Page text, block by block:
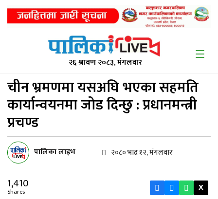
२६ श्रावण २०८३, मंगलवार
चीन भ्रमणमा यसअघिभएका सहमति
कार्यान्वयनमा जोड दिन्छु : प्रधानमन्त्री
प्रचण्ड
पालिका लाइभ २०८० भाद्र १२, मंगलवार
1,410
Shares X